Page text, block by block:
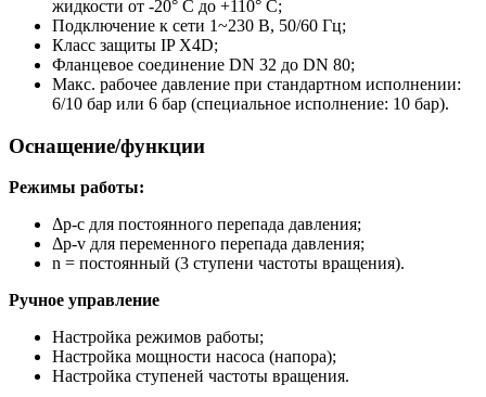
жидкости от -20° C до +110° C;
Подключение к сети 1~230 В, 50/60 Гц;
Класс защиты IP X4D;
Фланцевое соединение DN 32 до DN 80;
Макс. рабочее давление при стандартном исполнении:
6/10 бар или 6 бар (специальное исполнение: 10 бар).
Оснащение/функции
Режимы работы:
Δp‐c для постоянного перепада давления;
Δp‐v для переменного перепада давления;
n = постоянный (3 ступени частоты вращения).
Ручное управление
Настройка режимов работы;
Настройка мощности насоса (напора);
Настройка ступеней частоты вращения.